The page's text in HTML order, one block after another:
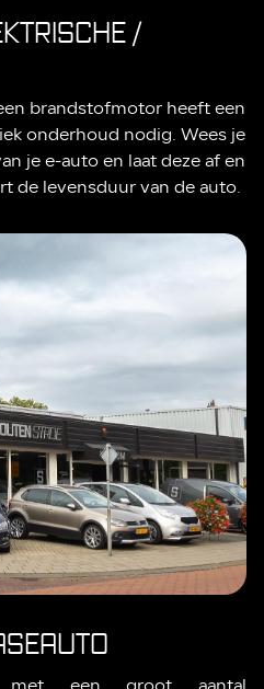
/
brandstofmotor heeft een
onderhoud nodig. Wees je
je e-auto en laat deze af en
de levensduur van de auto.